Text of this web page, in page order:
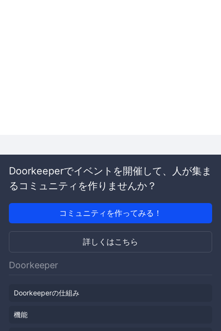
Doorkeeperでイベントを開催して、人が集ま
るコミュニティを作りませんか？
コミュニティを作ってみる！
詳しくはこちら
Doorkeeper
Doorkeeperの仕組み
機能